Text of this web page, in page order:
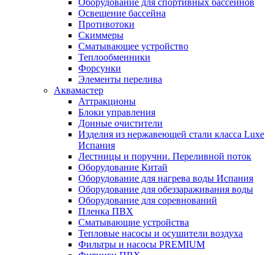
Оборудование для спортивных бассейнов
Освещение бассейна
Противотоки
Скиммеры
Сматывающее устройство
Теплообменники
Форсунки
Элементы перелива
Аквамастер
Аттракционы
Блоки управления
Донные очистители
Изделия из нержавеющей стали класса Luxe
Испания
Лестницы и поручни. Переливной поток
Оборудование Китай
Оборудование для нагрева воды Испания
Оборудование для обеззараживания воды
Оборудование для соревнований
Пленка ПВХ
Сматывающие устройства
Тепловые насосы и осушители воздуха
Фильтры и насосы PREMIUM